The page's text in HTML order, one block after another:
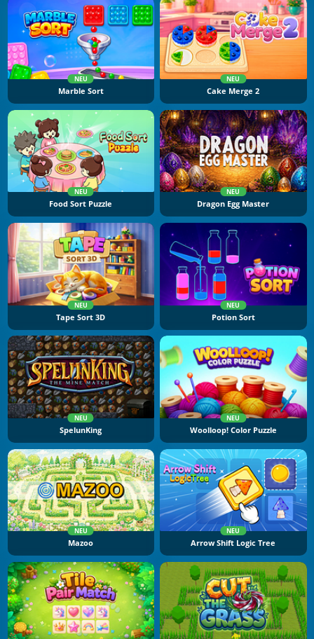
NEU
Marble Sort
NEU
Cake Merge 2
NEU
Food Sort Puzzle
NEU
Dragon Egg Master
NEU
Tape Sort 3D
NEU
Potion Sort
NEU
SpelunKing
NEU
Woolloop! Color Puzzle
NEU
Mazoo
NEU
Arrow Shift Logic Tree